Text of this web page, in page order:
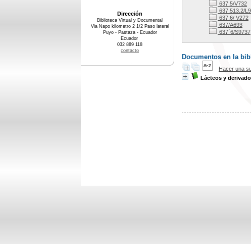
637.5/V732
637.513.2/
637.6/ V272
637/A693
637´6/S9737
Documentos en la
Hacer una
Lácteos y
Dirección
Biblioteca Virtual y Documental
Via Napo kilometro 2 1/2 Paso lateral
Puyo - Pastaza - Ecuador
Ecuador
032 889 118
contacto